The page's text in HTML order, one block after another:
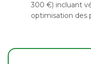
300 €) incluant
optimisation des